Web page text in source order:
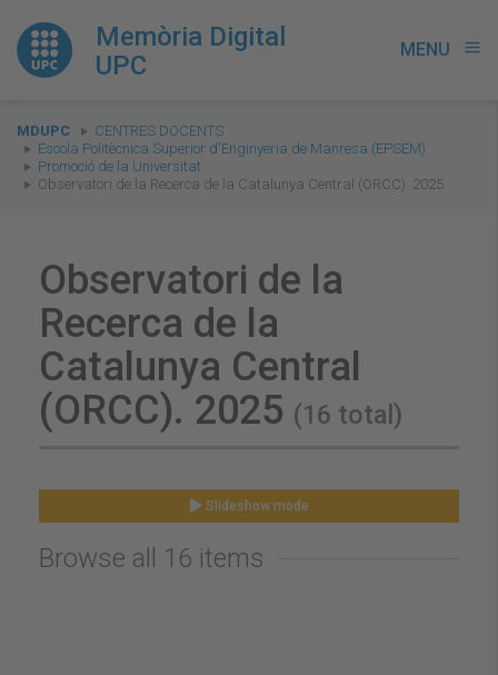
Memòria Digital
UPC
MENU menu
You
are
here:
MDUPC
CENTRES DOCENTS
Escola Politècnica Superior d'Enginyeria de Manresa (EPSEM)
Promoció de la Universitat
Observatori de la Recerca de la Catalunya Central (ORCC). 2025
Observatori de la
Recerca de la
Catalunya Central
(ORCC). 2025 (16 total)
Slideshow mode
Browse all 16 items